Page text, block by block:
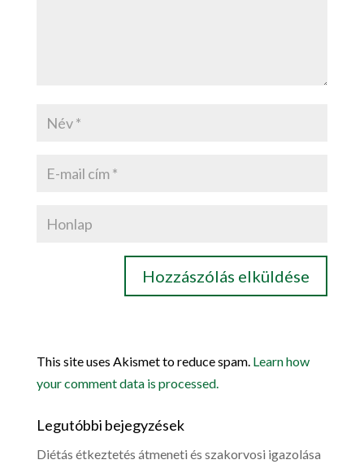
This site uses Akismet to reduce spam. Learn how
your comment data is processed.
Legutóbbi bejegyzések
Diétás étkeztetés átmeneti és szakorvosi igazolása